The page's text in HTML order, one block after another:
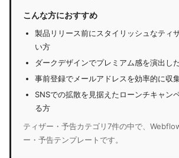
こんな方におすすめ
製品リリース前にスタイリッシュなティ
い方
ダークデザインでプレミアム感を演出し
事前登録でメールアドレスを効率的に収
SNSでの拡散を見据えたローンチキャン
る方
ティザー・予告カテゴリ7件の中で、
ー・予告テンプレートです。